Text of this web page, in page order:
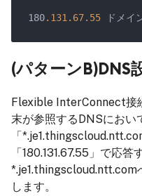
180.131 .67.55
(パターンB)DNS
Flexible InterConnect接
末が参照するDNSにおい
「
「180.131.67.55」で応
*.je1.thingscloud.ntt.com
します。